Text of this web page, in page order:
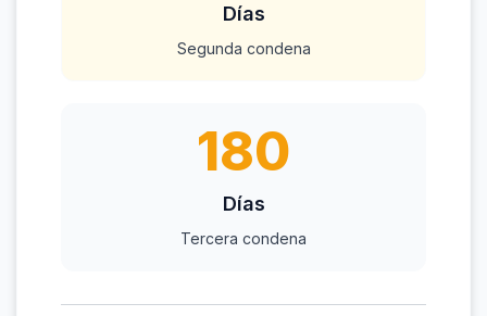
Días
Segunda condena
180
Días
Tercera condena